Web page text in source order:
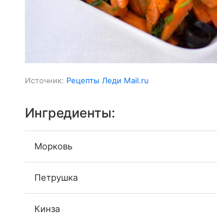
Источник: Рецепты Леди Mail.ru
Ингредиенты:
Морковь
Петрушка
Кинза